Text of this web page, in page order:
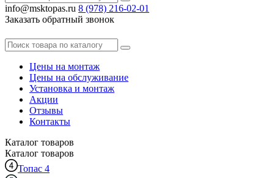
info@msktopas.ru 8 (978) 216-02-01
Заказать обратный звонок
Цены на монтаж
Цены на обслуживание
Установка и монтаж
Акции
Отзывы
Контакты
Каталог товаров
Каталог товаров
Топас 4